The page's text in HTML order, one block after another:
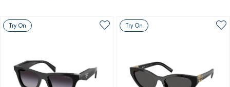
Try On Try On